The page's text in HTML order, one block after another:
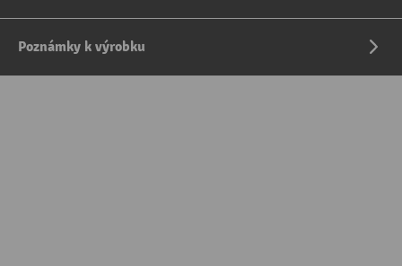
Poznámky k výrobku